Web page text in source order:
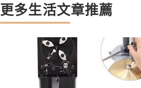
更多生活文章推薦